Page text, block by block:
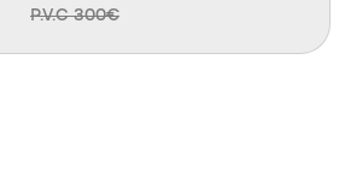
P.V.C 300€